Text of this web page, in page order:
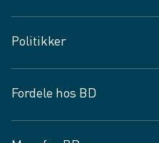
Vagttelefon 30 10 89 89
Spørgsmål og svar
Job og karriere
Fødevarekontrolrapport
Politikker
Privatlivspolitik
Cookies
Fordele hos BD